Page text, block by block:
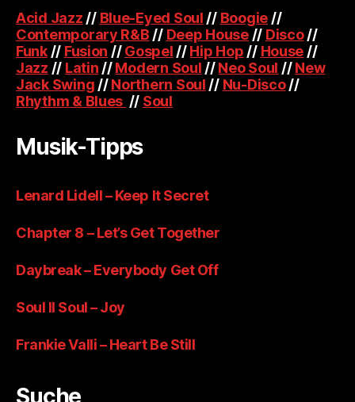
Acid Jazz // Blue-Eyed Soul // Boogie //
Contemporary R&B // Deep House// Disco//
Funk// Fusion //Gospel //Hip Hop // House //
Jazz // Latin //Modern Soul //Neo Soul //New
Jack Swing //Northern Soul // Nu-Disco//
Rhythm & Blues // Soul
Musik-Tipps
Lenard Lidell – Keep It Secret
Chapter 8 – Let’s Get Together
Daybreak – Everybody Get Off
Soul II Soul – Joy
Frankie Valli – Heart Be Still
Suche